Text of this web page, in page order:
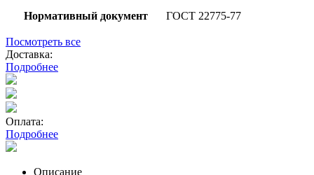
Нормативный документ ГОСТ 22775-77
Посмотреть все
Доставка:
Подробнее
Оплата:
Подробнее
Описание